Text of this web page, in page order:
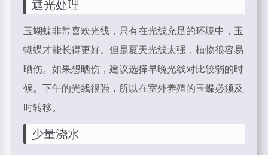
遮光处理
玉蝴蝶非常喜欢光线，只有在光线充足的环境中，玉
蝴蝶才能长得更好。但是夏天光线太强，植物很容易
晒伤。如果想晒伤，建议选择早晚光线对比较弱的时
候。下午的光线很强，所以在室外养殖的玉蝶必须及
时转移。
少量浇水